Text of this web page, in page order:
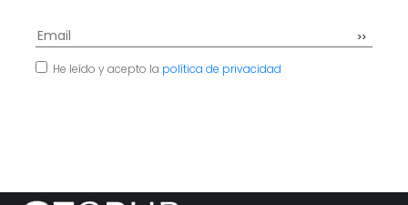
He leído y acepto la política de privacidad